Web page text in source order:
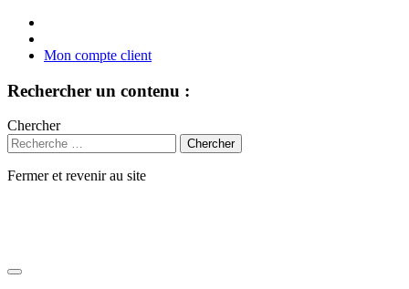
Mon compte client
Rechercher un contenu :
Chercher
Fermer et revenir au site